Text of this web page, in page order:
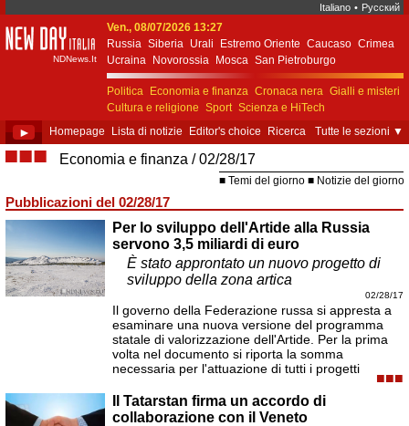
Italiano • Русский
New Day Italia
NDNews.It
Ven., 08/07/2026 13:27
Russia Siberia Urali Estremo Oriente Caucaso Crimea
Ucraina
Novorossia Mosca San Pietroburgo
Ekaterinburgo Kiev Simferopol
Sebastopoli
Politica
Economia e finanza Cronaca nera Gialli e misteri
Cultura e religione Sport Scienza e HiTech
Costume e società
Unione Europea
► Homepage Lista di notizie Editor's choice Ricerca Tutte le sezioni ▼
■■■ Economia e finanza 02/28/17
Temi del giorno Notizie del giorno
Pubblicazioni del 02/28/17
Per lo sviluppo dell'Artide alla Russia
servono 3,5 miliardi di euro
È stato approntato un nuovo progetto di
sviluppo della zona artica
02/28/17
Il governo della Federazione russa si appresta a
esaminare una nuova versione del programma
statale di valorizzazione dell'Artide. Per la prima
volta nel documento si riporta la somma
necessaria per l'attuazione di tutti i progetti
■■■
Il Tatarstan firma un accordo di
collaborazione con il Veneto